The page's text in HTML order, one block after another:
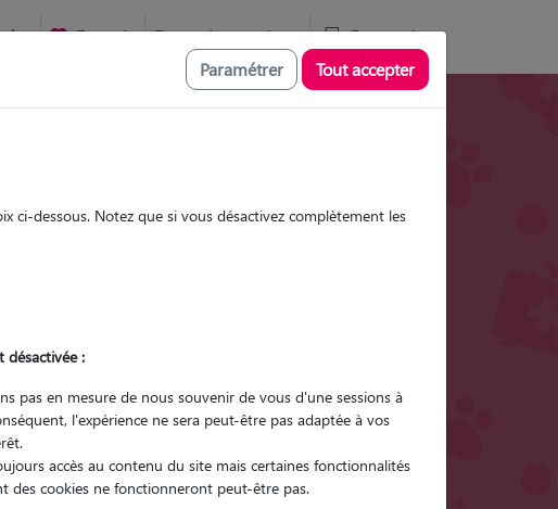
Favoris Devenir pet sitter Connexion
Visites
Visites
Pour quel animal ?
Trouver mon Pet Sitter
Paramétrer Tout accepter
ci-dessous. Notez que si vous désactivez complètement les
désactivée :
pas en mesure de nous souvenir de vous d'une sessions à
l'expérience ne sera peut-être pas adaptée à vos
accès au contenu du site mais certaines fonctionnalités
des cookies ne fonctionneront peut-être pas.